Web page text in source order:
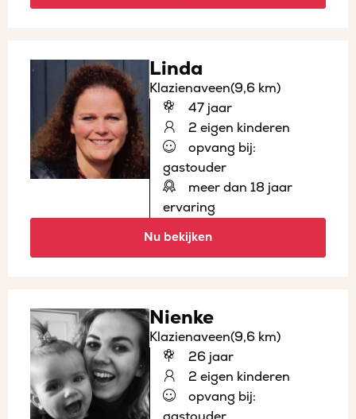
Linda
Klazienaveen(9,6 km)
47 jaar
2 eigen kinderen
opvang bij:
gastouder
meer dan 18 jaar
ervaring
Nu bekijken
Nienke
Klazienaveen(9,6 km)
26 jaar
2 eigen kinderen
opvang bij: